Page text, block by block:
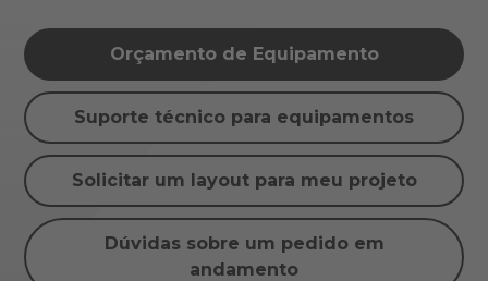
Orçamento de Equipamento
Suporte técnico para equipamentos
Solicitar um layout para meu projeto
Dúvidas sobre um pedido em
andamento